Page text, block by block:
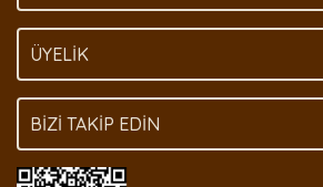
ÜYELİK
BİZİ TAKİP EDİN